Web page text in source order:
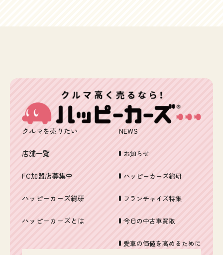
クルマを売りたい
店舗一覧
FC加盟店募集中
ハッピーカーズ総研
ハッピーカーズとは
NEWS
お知らせ
ハッピーカーズ総研
フランチャイズ特集
今日の中古車買取
愛車の価値を高めるために